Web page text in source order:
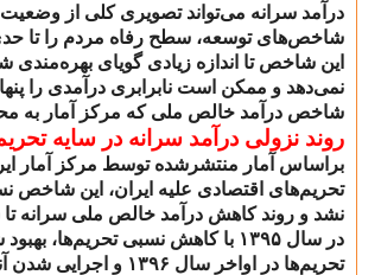
درآمد سرانه می‌تواند تصویری کلی از
شاخص‌های توسعه، سطح رفاه مردم را تا
این شاخص تا اندازه زیادی گویای
نمی‌دهد و ممکن است نابرابری درآمدی را
شاخص درآمد خالص ملی که مرکز آمار به
روند نزولی درآمد سرانه در سایه
براساس آمار منتشرشده توسط مرکز آمار
تحریم‌های اقتصادی علیه ایران، این شاخص
نشد و روند کاهش درآمد خالص ملی سرانه
در سال ۱۳۹۵ با کاهش نسبی تحریم‌ها،
تحریم‌ها در اواخر سال ۱۳۹۶ و اجرایی شدن